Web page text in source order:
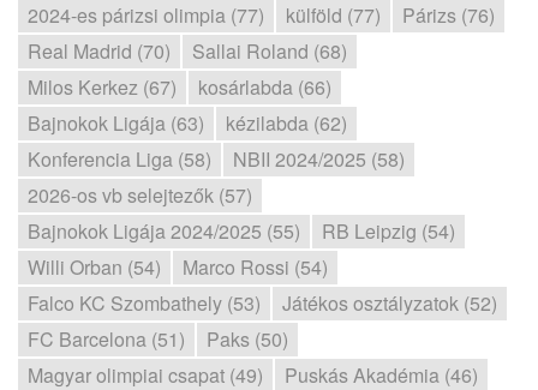
2024-es párizsi olimpia (77)
külföld (77)
Párizs (76)
Real Madrid (70)
Sallai Roland (68)
Milos Kerkez (67)
kosárlabda (66)
Bajnokok Ligája (63)
kézilabda (62)
Konferencia Liga (58)
NBII 2024/2025 (58)
2026-os vb selejtezők (57)
Bajnokok Ligája 2024/2025 (55)
RB Leipzig (54)
Willi Orban (54)
Marco Rossi (54)
Falco KC Szombathely (53)
Játékos osztályzatok (52)
FC Barcelona (51)
Paks (50)
Magyar olimpiai csapat (49)
Puskás Akadémia (46)